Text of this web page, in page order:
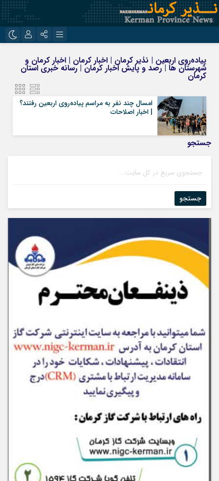
روبیکا
ایتا
مرا به خاطر بسپار
پیاده‌روی اربعین | نذیر کرمان | اخبار کرمان | اخبار کرمان و
شهرستان ها | رصد و پایش اخبار کرمان | رسانه خبری استان
کرمان
امسال چند نفر به مراسم پیاده‌روی اربعین رفتند؟
| اخبار اصلاحات
جستجو
جستجو